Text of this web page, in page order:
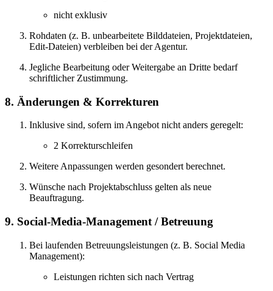
nicht exklusiv
Rohdaten (z. B. unbearbeitete Bilddateien, Projektdateien,
Edit-Dateien) verbleiben bei der Agentur.
Jegliche Bearbeitung oder Weitergabe an Dritte bedarf
schriftlicher Zustimmung.
8. Änderungen & Korrekturen
Inklusive sind, sofern im Angebot nicht anders geregelt:
2 Korrekturschleifen
Weitere Anpassungen werden gesondert berechnet.
Wünsche nach Projektabschluss gelten als neue
Beauftragung.
9. Social-Media-Management / Betreuung
Bei laufenden Betreuungsleistungen (z. B. Social Media
Management):
Leistungen richten sich nach Vertrag